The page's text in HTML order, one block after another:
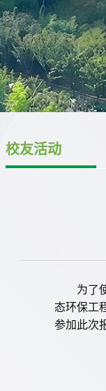
校友活动
为了
态环保工
参加此次